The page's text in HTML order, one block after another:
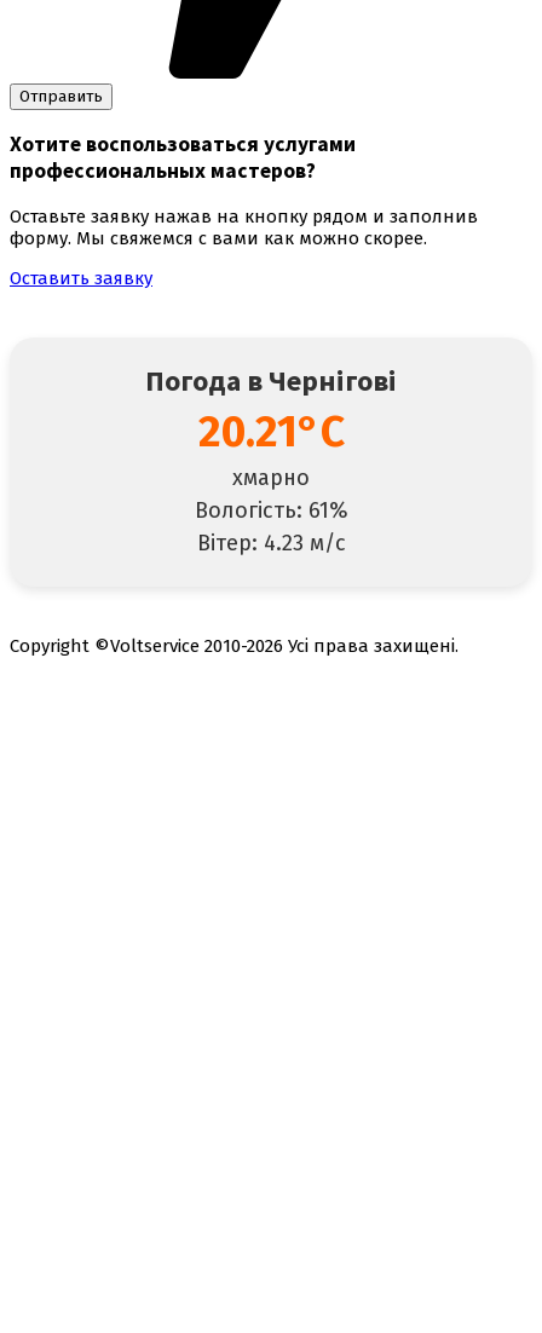
Хотите воспользоваться услугами
профессиональных мастеров?
Оставьте заявку нажав на кнопку рядом и заполнив
форму. Мы свяжемся с вами как можно скорее.
Оставить заявку
Погода в Чернігові
20.21°C
хмарно
Вологість: 61%
Вітер: 4.23 м/с
Copyright ©Voltservice 2010-2026 Усі права захищені.